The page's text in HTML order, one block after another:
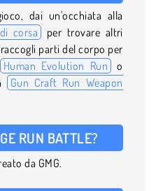
dai un'occhiata alla
corsa
per trovare altri
parti del corpo per
Human Evolution Run
o
Gun Craft Run Weapon
RUN BATTLE?
da GMG.